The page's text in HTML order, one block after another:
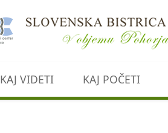
KAJ VIDETI KAJ POČETI